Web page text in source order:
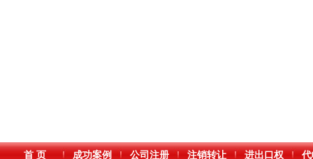
首 页 成功案例 公司注册 注销转让 进出口权